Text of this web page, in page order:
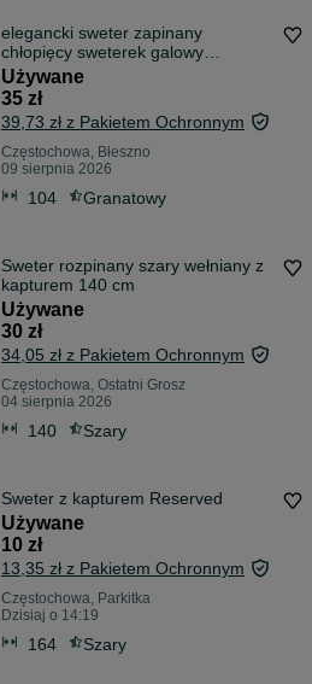
elegancki sweter zapinany
chłopięcy sweterek galowy
wizytowy święta
Używane
35 zł
39,73 zł z Pakietem Ochronnym
Częstochowa, Błeszno
09 sierpnia 2026
104 Granatowy
Sweter rozpinany szary wełniany z
kapturem 140 cm
Używane
30 zł
34,05 zł z Pakietem Ochronnym
Częstochowa, Ostatni Grosz
04 sierpnia 2026
140 Szary
Sweter z kapturem Reserved
Używane
10 zł
13,35 zł z Pakietem Ochronnym
Częstochowa, Parkitka
Dzisiaj o 14:19
164 Szary